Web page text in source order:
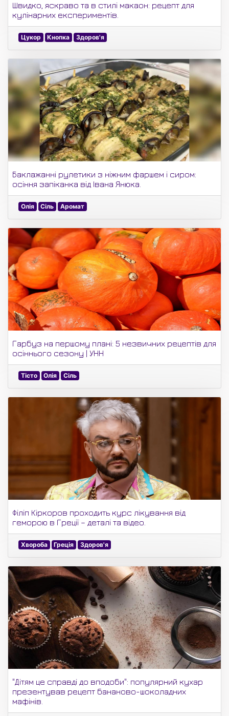
Швидко, яскраво та в стилі макаон: рецепт для
кулінарних експериментів.
Цукор Кнопка Здоров'я
Баклажанні рулетики з ніжним фаршем і сиром:
осіння запіканка від Івана Янюка.
Олія Сіль Аромат
Гарбуз на першому плані: 5 незвичних рецептів для
осіннього сезону | УНН
Тісто Олія Сіль
Філіп Кіркоров проходить курс лікування від
геморою в Греції – деталі та відео.
Хвороба Греція Здоров'я
"Дітям це справді до вподоби": популярний кухар
презентував рецепт бананово-шоколадних
мафінів.